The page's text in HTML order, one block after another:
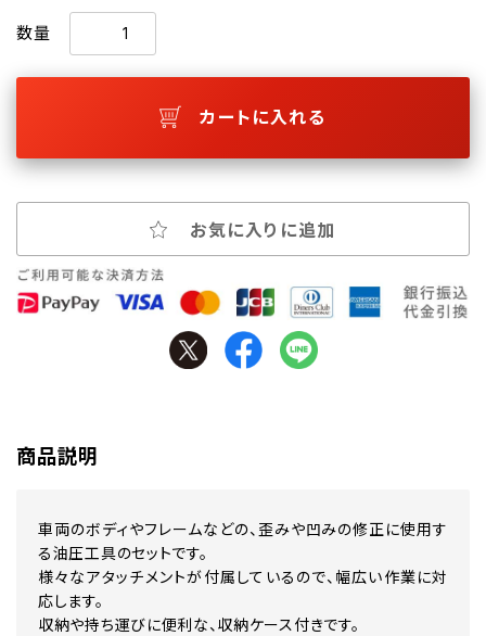
数量
カートに入れる
お気に入りに追加
商品説明
車両のボディやフレームなどの、歪みや凹みの修正に使用す
る油圧工具のセットです。
様々なアタッチメントが付属しているので、幅広い作業に対
応します。
収納や持ち運びに便利な、収納ケース付きです。